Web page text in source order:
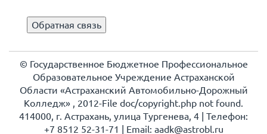
Обратная связь
© Государственное Бюджетное Профессиональное
Образовательное Учреждение Астраханской
Области «Астраханский Автомобильно-Дорожный
Колледж» , 2012-File doc/copyright.php not found.
414000, г. Астрахань, улица Тургенева, 4 | Телефон:
+7 8512 52-31-71 | Еmail: aadk@astrobl.ru